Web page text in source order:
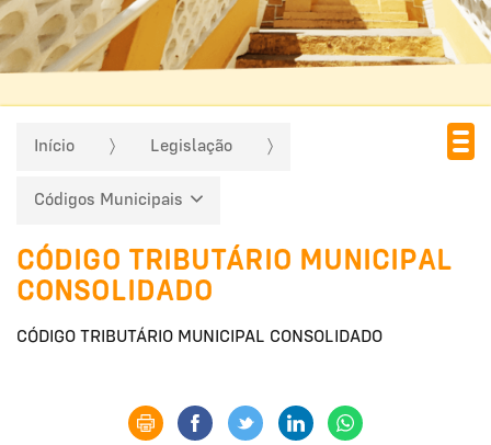
Início Legislação
Códigos Municipais
CÓDIGO TRIBUTÁRIO MUNICIPAL
CONSOLIDADO
CÓDIGO TRIBUTÁRIO MUNICIPAL CONSOLIDADO